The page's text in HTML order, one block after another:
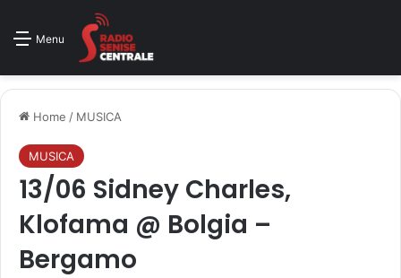
Menu
Home / MUSICA
MUSICA
13/06 Sidney Charles,
Klofama @ Bolgia –
Bergamo